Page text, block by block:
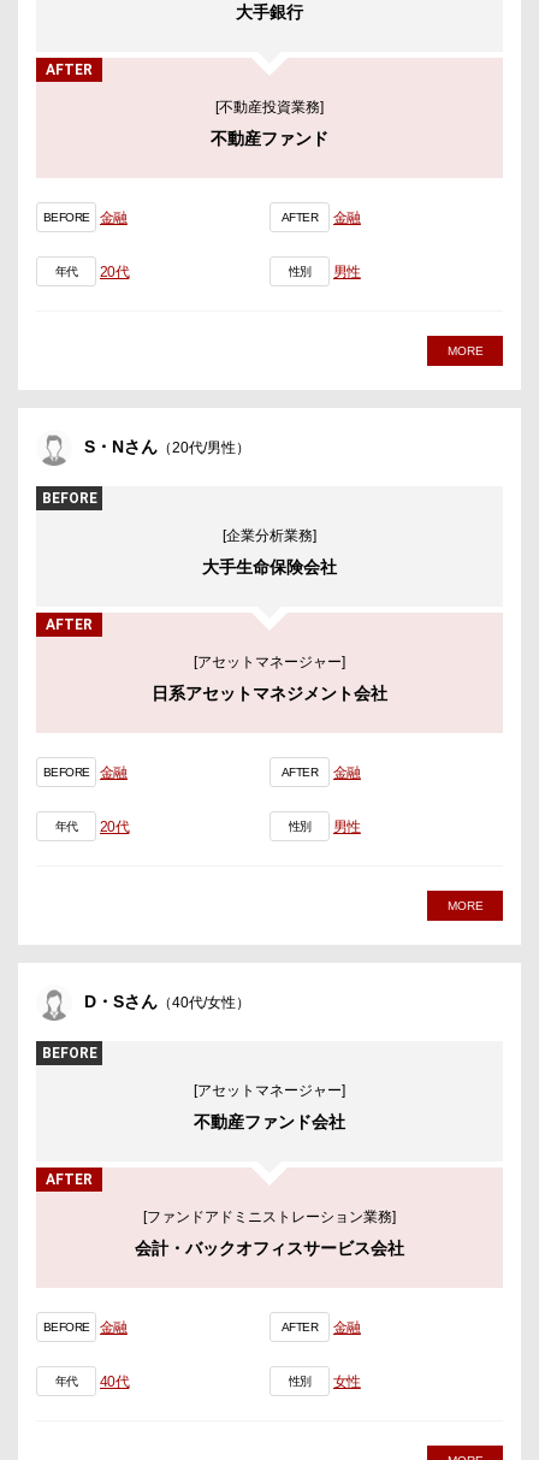
大手銀行
AFTER
[不動産投資業務]
不動産ファンド
BEFORE 金融 AFTER 金融
年代 20代 性別 男性
MORE
S・Nさん （20代/男性）
BEFORE
[企業分析業務]
大手生命保険会社
AFTER
[アセットマネージャー]
日系アセットマネジメント会社
BEFORE 金融 AFTER 金融
年代 20代 性別 男性
MORE
D・Sさん （40代/女性）
BEFORE
[アセットマネージャー]
不動産ファンド会社
AFTER
[ファンドアドミニストレーション業務]
会計・バックオフィスサービス会社
BEFORE 金融 AFTER 金融
年代 40代 性別 女性